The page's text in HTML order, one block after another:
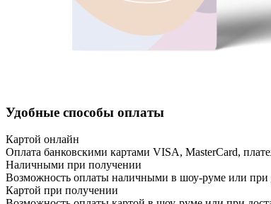
Удобные способы оплаты
Картой онлайн
Оплата банковскими картами VISA, MasterCard,
Наличными при получении
Возможность оплаты наличными в шоу-руме или
Картой при получении